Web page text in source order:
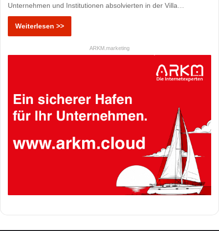
Unternehmen und Institutionen absolvierten in der Villa…
Weiterlesen >>
ARKM.marketing